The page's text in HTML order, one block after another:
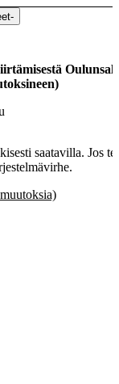
-
)
saatavilla. Jos